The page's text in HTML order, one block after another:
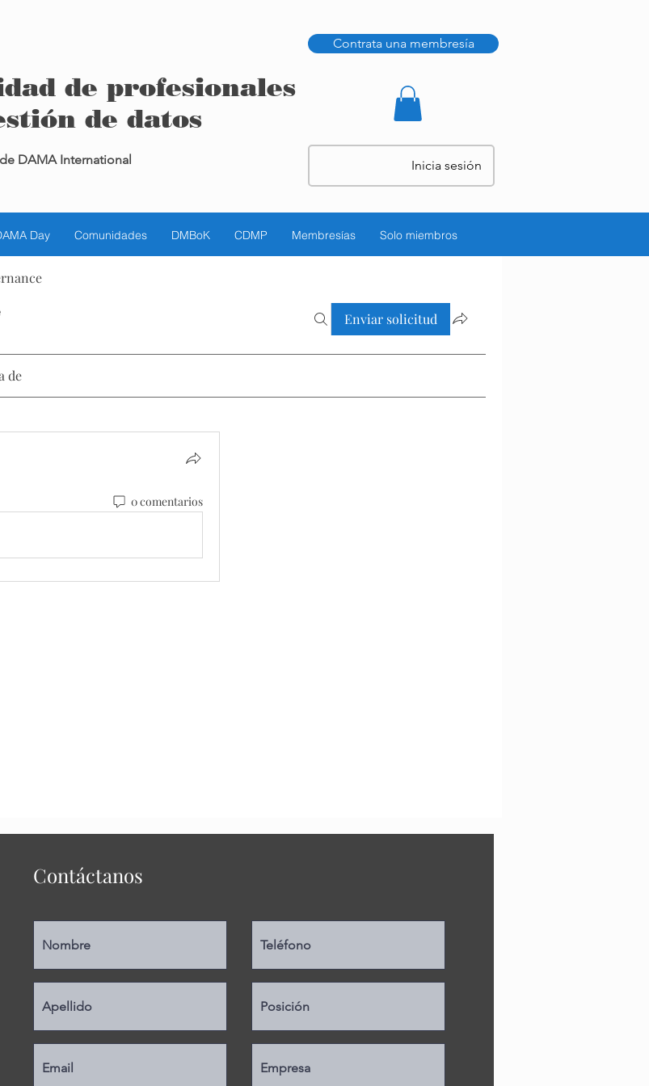
de profesionales
de datos
DAMA International
Contrata una membresía
Inicia sesión
Day Comunidades DMBoK CDMP Membresías Solo miembros
Enviar solicitud
de
0 comentarios
Contáctanos